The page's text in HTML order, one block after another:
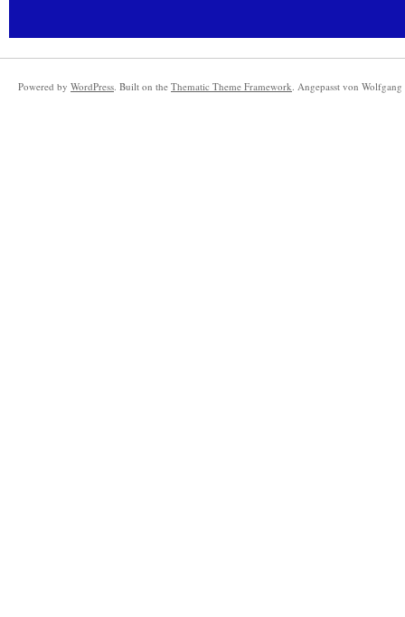
Powered by WordPress. Built on the Thematic Theme Framework. Angepasst von